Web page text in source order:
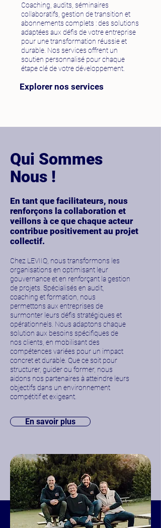
Coaching, audits, séminaires
collaboratifs, gestion de transition et
abonnements complets : des solutions
adaptées aux défis de votre entreprise
pour une transformation réussie et
durable. Nos services offrent un
soutien personnalisé pour chaque
étape clé de votre développement.
Explorer nos services
Qui Sommes
Nous !
En tant que facilitateurs, nous
renforçons la collaboration et
veillons à ce que chaque acteur
contribue positivement au projet
collectif.
Chez LEVIIQ, nous transformons les
organisations en optimisant leur
gouvernance et en renforçant la gestion
de projets. Spécialisés en audit,
coaching et formation, nous
permettons aux entreprises de
surmonter leurs défis stratégiques et
opérationnels. Nous adaptons chaque
solution aux besoins spécifiques de
nos clients, en mobilisant des
compétences variées pour un impact
concret et durable. Que ce soit pour
structurer, guider ou former, nous
aidons nos partenaires à atteindre leurs
objectifs dans un environnement
compétitif et exigeant​.
En savoir plus